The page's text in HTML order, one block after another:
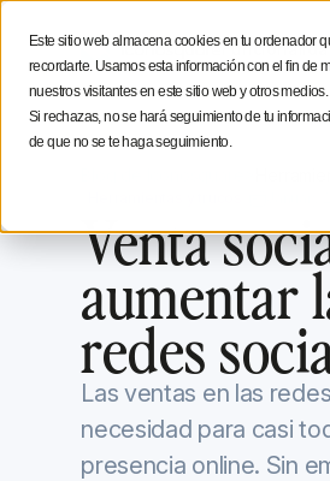
Este sitio web almacena cookies en tu ordenador
recordarte. Usamos esta información con el fin de
nuestros visitantes en este sitio web y otros
Si rechazas, no se hará seguimiento de tu
de que no se te haga seguimiento.
Estratégia social media
Venta
aumentar
redes
Las ventas en las
necesidad para casi
presencia online. Sin